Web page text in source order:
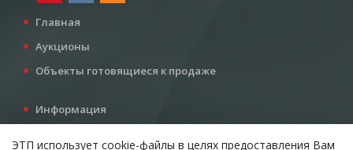
Главная
Аукционы
Объекты готовящиеся к продаже
Информация
ЭТП использует cookie-файлы в целях предоставления Вам